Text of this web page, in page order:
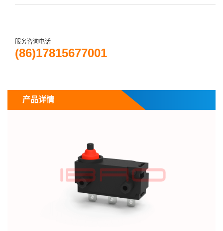
服务咨询电话
(86)17815677001
产品详情